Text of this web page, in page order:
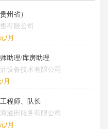
州省）
有限公司
/月
助理/库房助理
设备技术有限公司
月
程师、队长
油田服务有限公司
/月